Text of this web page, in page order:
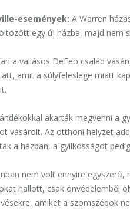
események: A Warren
egy új házba, majd nem
a vallásos DeFeo család
amit a súlyfeleslege miatt
akarták megvenni a
vásárolt. Az otthoni helyzet
a házban, a gyilkosságot
nem volt ennyire
hallott, csak önvédelemből
amiket a szomszédok